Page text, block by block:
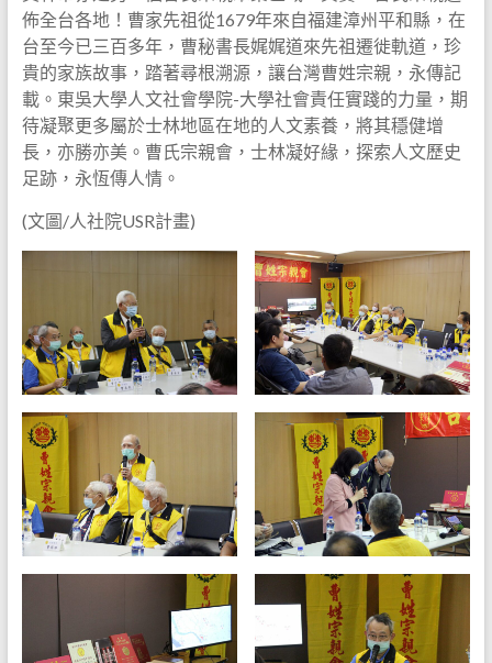
佈全台各地！曹家先祖從1679年來自福建漳州平和縣，在
台至今已三百多年，曹秘書長娓娓道來先祖遷徙軌道，珍
貴的家族故事，踏著尋根溯源，讓台灣曹姓宗親，永傳記
載。東吳大學人文社會學院-大學社會責任實踐的力量，期
待凝聚更多屬於士林地區在地的人文素養，將其穩健增
長，亦勝亦美。曹氏宗親會，士林凝好緣，探索人文歷史
足跡，永恆傳人情。
(文圖/人社院USR計畫)